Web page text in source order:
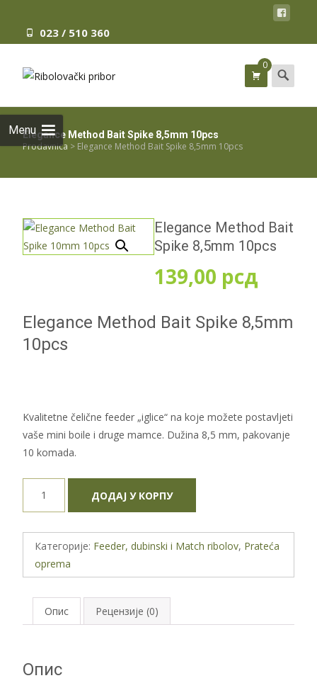
023 / 510 360
Menu
0 Search
for:
Elegance Method Bait Spike 8,5mm 10pcs
Prodavnica > Elegance Method Bait Spike 8,5mm 10pcs
Elegance Method Bait
Spike 8,5mm 10pcs
139,00 рсд
Elegance Method Bait Spike 8,5mm
10pcs
Kvalitetne čelične feeder „iglice“ na koje možete postavljeti
vaše mini boile i druge mamce. Dužina 8,5 mm, pakovanje
10 komada.
Spike
10pcs
ДОДАЈ У КОРПУ
Категорије: Feeder, dubinski i Match ribolov, Prateća
oprema
Опис Рецензије (0)
Опис